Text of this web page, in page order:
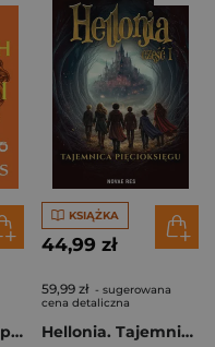
Dwór srebrnych płomieni. Dwór cierni i róż. Tom 5 wyd. 2026
KSIĄŻKA
44,99 zł
59,99 zł - sugerowana
cena detaliczna
Hellonia. Tajemnica Pięcioksięgu. Tom 1